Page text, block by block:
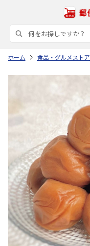
ホーム 食品・グルメストア